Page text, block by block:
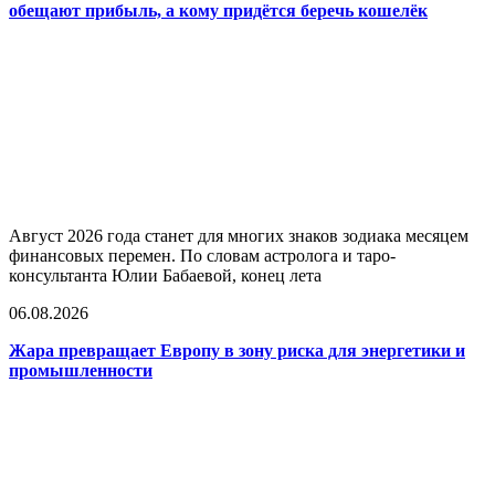
обещают прибыль, а кому придётся беречь кошелёк
Август 2026 года станет для многих знаков зодиака месяцем
финансовых перемен. По словам астролога и таро-
консультанта Юлии Бабаевой, конец лета
06.08.2026
Жара превращает Европу в зону риска для энергетики и
промышленности